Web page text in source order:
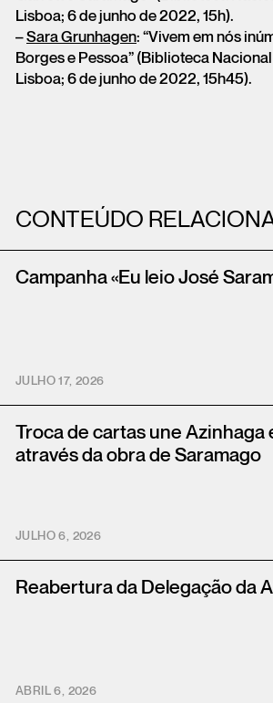
Lisboa; 6 de junho de 2022, 15h).
–Sara Grunhagen: “Vivem em nós
Borges e Pessoa” (Biblioteca
Lisboa; 6 de junho de 2022, 15h45).
CONTEÚDO
Campanha «Eu leio José
JULHO 17, 2026
Troca de cartas une Azinhaga
através da obra de Saramago
JULHO 6, 2026
Reabertura da Delegação da
ABRIL 6, 2026